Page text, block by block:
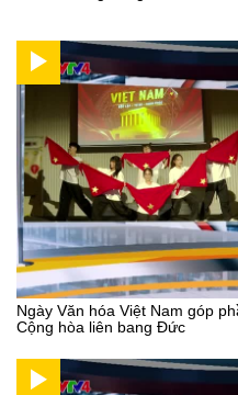
Ngày Văn hóa Việt Nam góp
Cộng hòa liên bang Đức